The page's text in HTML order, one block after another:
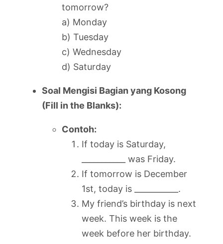
tomorrow?
a) Monday
b) Tuesday
c) Wednesday
d) Saturday
Soal Mengisi Bagian yang Kosong
(Fill in the Blanks):
Contoh:
If today is Saturday,
___________ was Friday.
If tomorrow is December
1st, today is ___________.
My friend’s birthday is next
week. This week is the
week before her birthday.